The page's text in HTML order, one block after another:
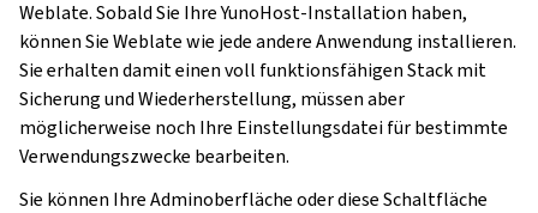
Weblate. Sobald Sie Ihre YunoHost-Installation haben,
können Sie Weblate wie jede andere Anwendung installieren.
Sie erhalten damit einen voll funktionsfähigen Stack mit
Sicherung und Wiederherstellung, müssen aber
möglicherweise noch Ihre Einstellungsdatei für bestimmte
Verwendungszwecke bearbeiten.
Sie können Ihre Adminoberfläche oder diese Schaltfläche